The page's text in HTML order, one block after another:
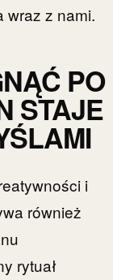
wraz z nami.
PO
STAJE
i
również
rytuał